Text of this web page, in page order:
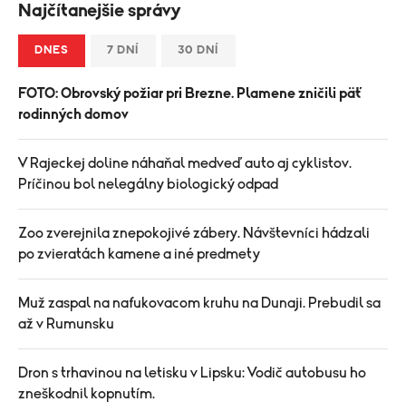
Najčítanejšie správy
DNES 7 DNÍ 30 DNÍ
FOTO: Obrovský požiar pri Brezne. Plamene zničili päť
rodinných domov
V Rajeckej doline náhaňal medveď auto aj cyklistov.
Príčinou bol nelegálny biologický odpad
Zoo zverejnila znepokojivé zábery. Návštevníci hádzali
po zvieratách kamene a iné predmety
Muž zaspal na nafukovacom kruhu na Dunaji. Prebudil sa
až v Rumunsku
Dron s trhavinou na letisku v Lipsku: Vodič autobusu ho
zneškodnil kopnutím.